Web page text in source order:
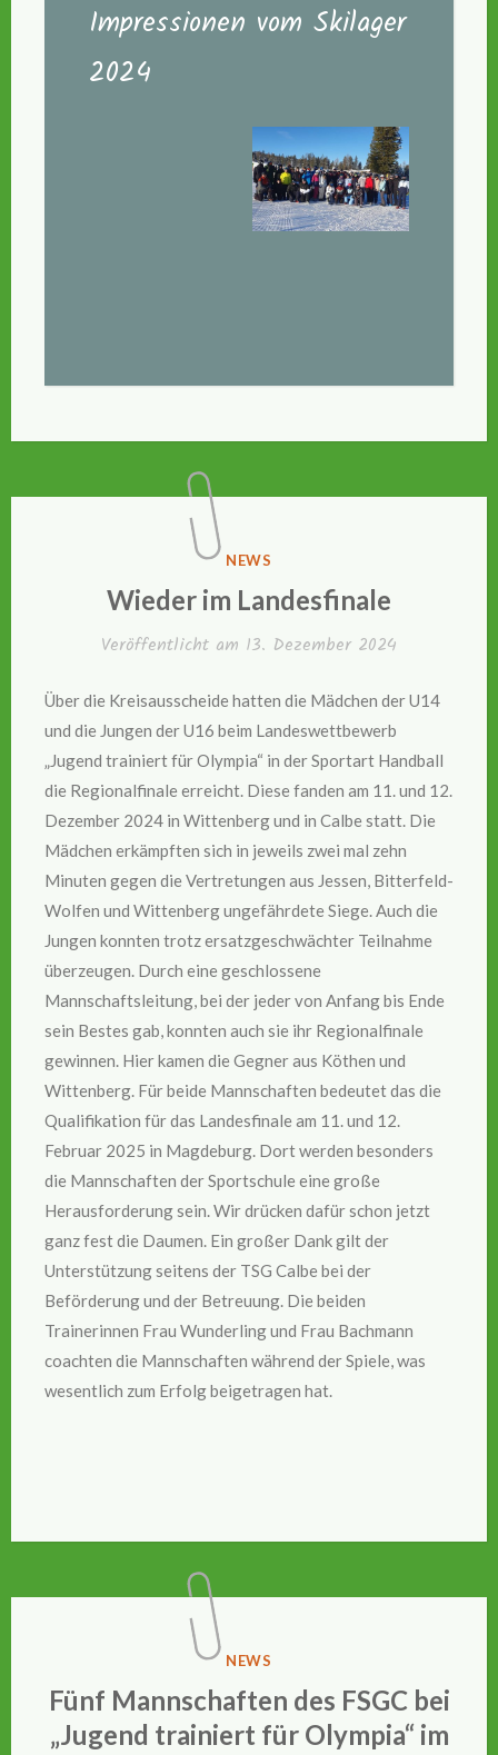
Impressionen vom Skilager
2024
VERÖFFENTLICHT
NEWS
Wieder im Landesfinale
Veröffentlicht am 13. Dezember 2024
Über die Kreisausscheide hatten die Mädchen der U14
und die Jungen der U16 beim Landeswettbewerb
„Jugend trainiert für Olympia“ in der Sportart Handball
die Regionalfinale erreicht. Diese fanden am 11. und 12.
Dezember 2024 in Wittenberg und in Calbe statt. Die
Mädchen erkämpften sich in jeweils zwei mal zehn
Minuten gegen die Vertretungen aus Jessen, Bitterfeld-
Wolfen und Wittenberg ungefährdete Siege. Auch die
Jungen konnten trotz ersatzgeschwächter Teilnahme
überzeugen. Durch eine geschlossene
Mannschaftsleitung, bei der jeder von Anfang bis Ende
sein Bestes gab, konnten auch sie ihr Regionalfinale
gewinnen. Hier kamen die Gegner aus Köthen und
Wittenberg. Für beide Mannschaften bedeutet das die
Qualifikation für das Landesfinale am 11. und 12.
Februar 2025 in Magdeburg. Dort werden besonders
die Mannschaften der Sportschule eine große
Herausforderung sein. Wir drücken dafür schon jetzt
ganz fest die Daumen. Ein großer Dank gilt der
Unterstützung seitens der TSG Calbe bei der
Beförderung und der Betreuung. Die beiden
Trainerinnen Frau Wunderling und Frau Bachmann
coachten die Mannschaften während der Spiele, was
wesentlich zum Erfolg beigetragen hat.
VERÖFFENTLICHT
NEWS
Fünf Mannschaften des FSGC bei
„Jugend trainiert für Olympia“ im